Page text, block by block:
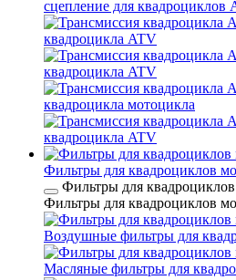
сцепление для квадроциклов
квадроцикла ATV
квадроцикла ATV
квадроцикла мотоцикла
квадроцикла ATV
Фильтры для квадроциклов
Фильтры для
Фильтры для квадроциклов
Воздушные фильтры для
Масляные фильтры для